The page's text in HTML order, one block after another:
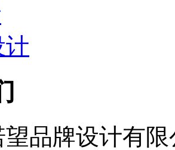
计
望品牌设计有限